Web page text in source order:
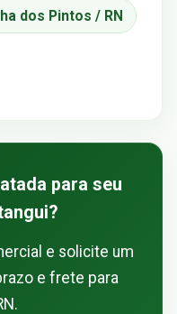
dos Pintos / RN
para seu
e solicite um
e frete para